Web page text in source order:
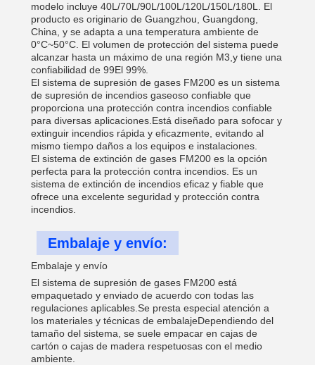
modelo incluye 40L/70L/90L/100L/120L/150L/180L. El
producto es originario de Guangzhou, Guangdong,
China, y se adapta a una temperatura ambiente de
0°C~50°C. El volumen de protección del sistema puede
alcanzar hasta un máximo de una región M3,y tiene una
confiabilidad de 99El 99%.
El sistema de supresión de gases FM200 es un sistema
de supresión de incendios gaseoso confiable que
proporciona una protección contra incendios confiable
para diversas aplicaciones.Está diseñado para sofocar y
extinguir incendios rápida y eficazmente, evitando al
mismo tiempo daños a los equipos e instalaciones.
El sistema de extinción de gases FM200 es la opción
perfecta para la protección contra incendios. Es un
sistema de extinción de incendios eficaz y fiable que
ofrece una excelente seguridad y protección contra
incendios.
Embalaje y envío:
Embalaje y envío
El sistema de supresión de gases FM200 está
empaquetado y enviado de acuerdo con todas las
regulaciones aplicables.Se presta especial atención a
los materiales y técnicas de embalajeDependiendo del
tamaño del sistema, se suele empacar en cajas de
cartón o cajas de madera respetuosas con el medio
ambiente.